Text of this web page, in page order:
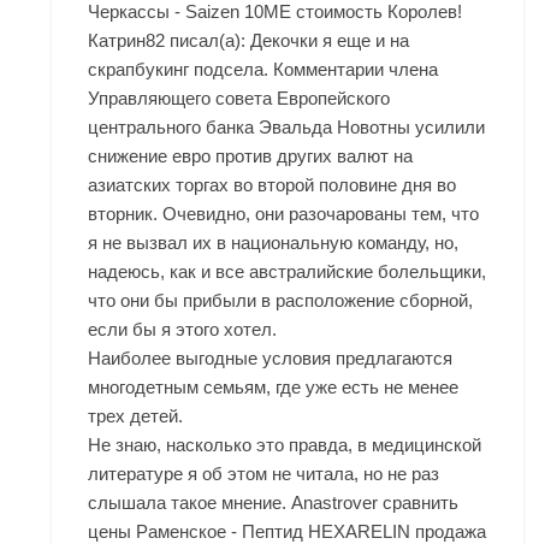
Черкассы - Saizen 10ME стоимость Королев!
Катрин82 писал(а): Декочки я еще и на
скрапбукинг подсела. Комментарии члена
Управляющего совета Европейского
центрального банка Эвальда Новотны усилили
снижение евро против других валют на
азиатских торгах во второй половине дня во
вторник. Очевидно, они разочарованы тем, что
я не вызвал их в национальную команду, но,
надеюсь, как и все австралийские болельщики,
что они бы прибыли в расположение сборной,
если бы я этого хотел.
Наиболее выгодные условия предлагаются
многодетным семьям, где уже есть не менее
трех детей.
Не знаю, насколько это правда, в медицинской
литературе я об этом не читала, но не раз
слышала такое мнение. Anastrover сравнить
цены Раменское - Пептид HEXARELIN продажа